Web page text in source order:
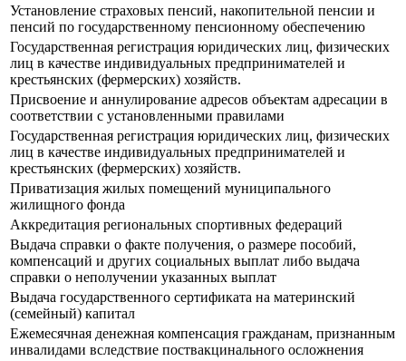
Установление страховых пенсий, накопительной пенсии и
пенсий по государственному пенсионному обеспечению
Государственная регистрация юридических лиц, физических
лиц в качестве индивидуальных предпринимателей и
крестьянских (фермерских) хозяйств.
Присвоение и аннулирование адресов объектам адресации в
соответствии с установленными правилами
Государственная регистрация юридических лиц, физических
лиц в качестве индивидуальных предпринимателей и
крестьянских (фермерских) хозяйств.
Приватизация жилых помещений муниципального
жилищного фонда
Аккредитация региональных спортивных федераций
Выдача справки о факте получения, о размере пособий,
компенсаций и других социальных выплат либо выдача
справки о неполучении указанных выплат
Выдача государственного сертификата на материнский
(семейный) капитал
Ежемесячная денежная компенсация гражданам, признанным
инвалидами вследствие поствакцинального осложнения